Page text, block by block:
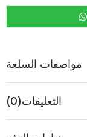
مواصفات السلعة
التعليقات(0)